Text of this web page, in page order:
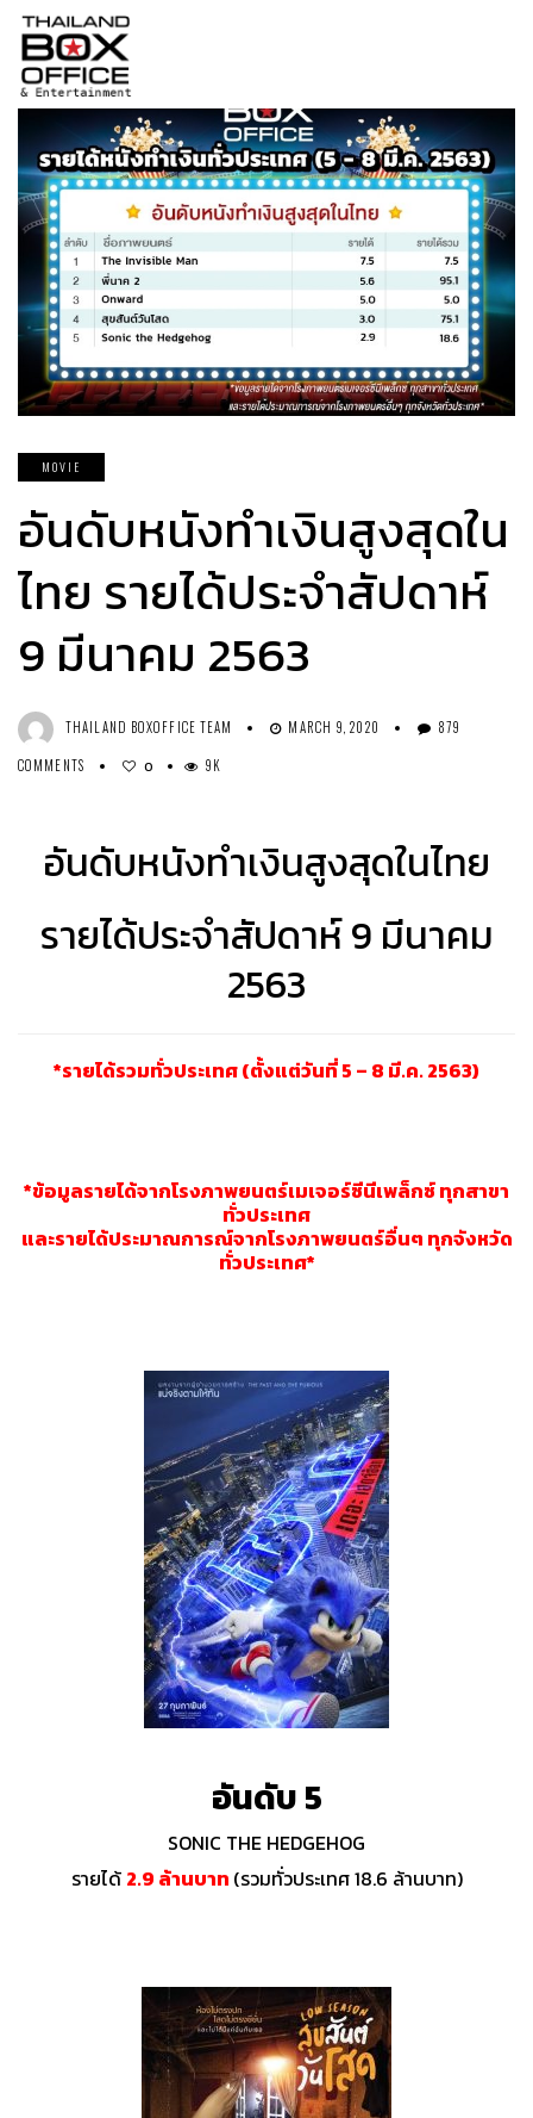
MOVIE
อันดับหนังทำเงินสูงสุดใน
ไทย รายได้ประจำสัปดาห์
9 มีนาคม 2563
THAILAND BOXOFFICE TEAM MARCH 9, 2020
879
COMMENTS
0 9K
อันดับหนังทำเงินสูงสุดในไทย
รายได้ประจำสัปดาห์ 9 มีนาคม
2563
*รายได้รวมทั่วประเทศ (ตั้งแต่วันที่ 5 – 8 มี.ค. 2563)
*ข้อมูลรายได้จากโรงภาพยนตร์เมเจอร์ซีนีเพล็กซ์ ทุกสาขา
ทั่วประเทศ
และรายได้ประมาณการณ์จากโรงภาพยนตร์อื่นๆ ทุกจังหวัด
ทั่วประเทศ*
อันดับ 5
SONIC THE HEDGEHOG
รายได้ 2.9 ล้านบาท (รวมทั่วประเทศ 18.6 ล้านบาท)